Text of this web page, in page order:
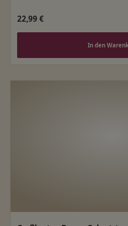
Regulärer Preis:
22,99 €
In den